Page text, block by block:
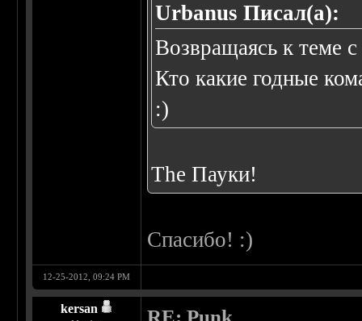
Urbanus Писал(а):
Возвращаясь к теме
Кто какие годные
:)
The Пауки!
Спасибо! :)
12-25-2012, 09:24 PM
kersan RE: Punk